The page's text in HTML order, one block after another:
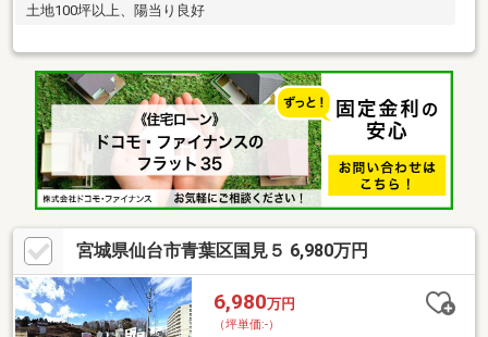
土地100坪以上、陽当り良好
宮城県仙台市青葉区国見５ 6,980万円
6,980万円
（坪単価:-）